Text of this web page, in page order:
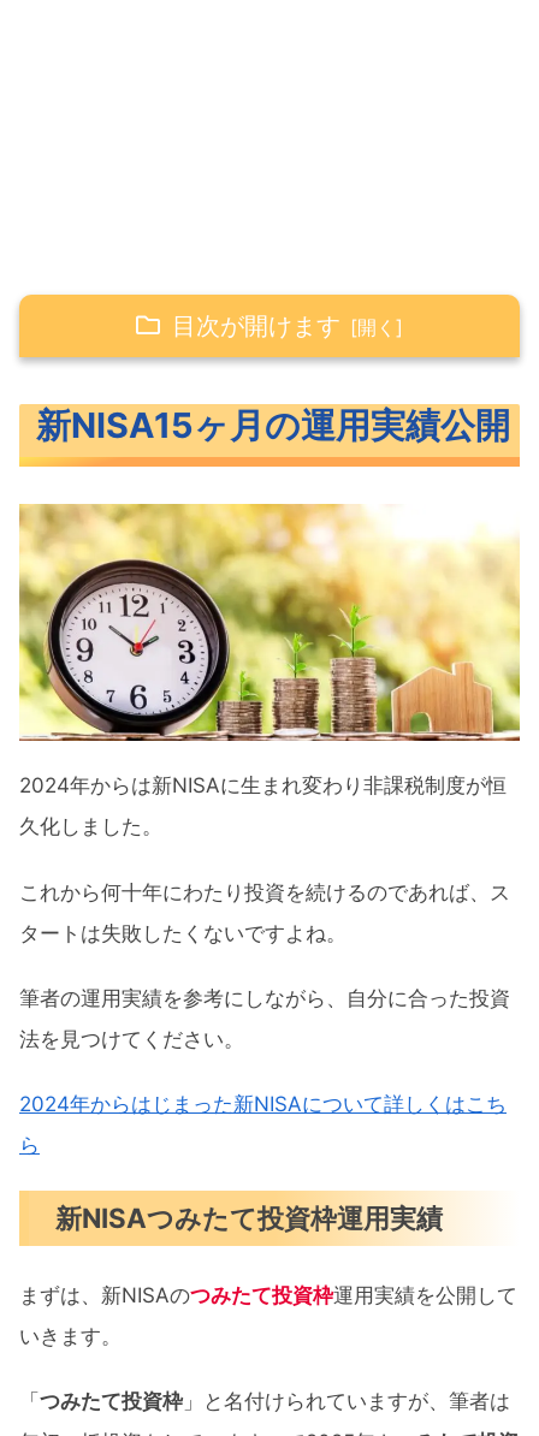
目次が開けます
新NISAつみたて投資枠運用実績
新NISAトータル運用実績
新NISAにおすすめな銘柄
つみたて投資枠におすすめの投資信託
成長投資枠でおすすめの投資信託
まとめ
新NISA15ヶ月の運用実績公開
2024年からは新NISAに生まれ変わり非課税制度が恒
久化しました。
これから何十年にわたり投資を続けるのであれば、ス
タートは失敗したくないですよね。
筆者の運用実績を参考にしながら、自分に合った投資
法を見つけてください。
2024年からはじまった新NISAについて詳しくはこち
ら
新NISAつみたて投資枠運用実績
まずは、新NISAのつみたて投資枠運用実績を公開して
いきます。
「 つみたて投資枠」と名付けられていますが、筆者は